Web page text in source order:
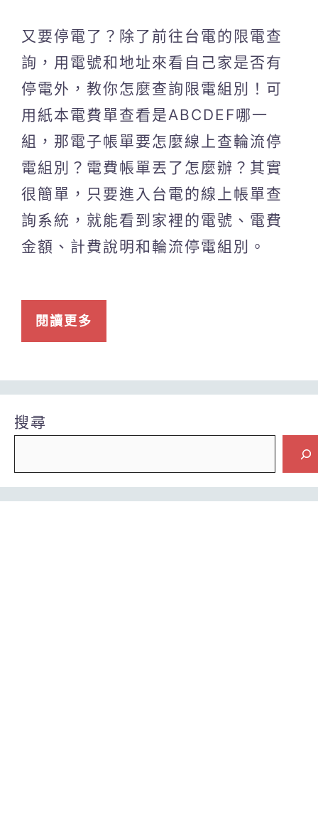
又要停電了？除了前往台電的限電查
詢，用電號和地址來看自己家是否有
停電外，教你怎麼查詢限電組別！可
用紙本電費單查看是ABCDEF哪一
組，那電子帳單要怎麼線上查輪流停
電組別？電費帳單丟了怎麼辦？其實
很簡單，只要進入台電的線上帳單查
詢系統，就能看到家裡的電號、電費
金額、計費說明和輪流停電組別。
閱讀更多
搜尋